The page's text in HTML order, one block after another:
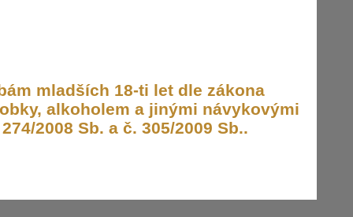
mladších 18-ti let dle zákona
alkoholem a jinými návykovými
2008 Sb. a č. 305/2009 Sb..